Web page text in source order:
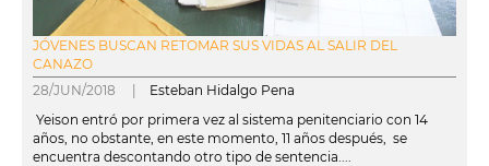
JÓVENES BUSCAN RETOMAR SUS VIDAS AL SALIR DEL
CANAZO
28/JUN/2018 | Esteban Hidalgo Pena
Yeison entró por primera vez al sistema penitenciario con 14
años, no obstante, en este momento, 11 años después, se
encuentra descontando otro tipo de sentencia....